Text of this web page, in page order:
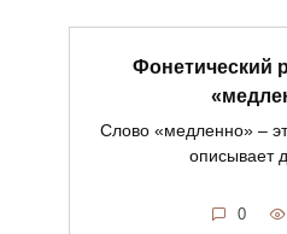
Фонетический
Слово «медленно» –
описывает
0